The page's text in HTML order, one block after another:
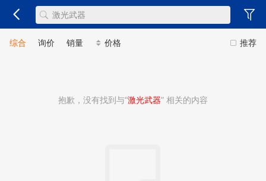
推荐
综合 询价 销量 价格
抱歉，没有找到与“激光武器” 相关的内容